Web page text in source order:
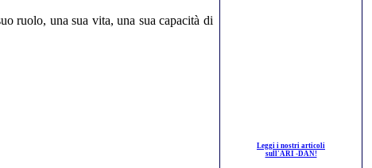
ruolo, una sua vita, una sua capacità di
Leggi i nostri articoli
sull'ARI -DAN!